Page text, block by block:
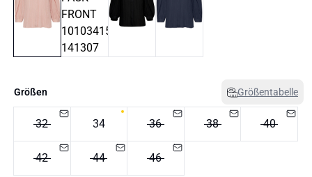
Größen Größentabelle
32 34 36 38 40
42 44 46